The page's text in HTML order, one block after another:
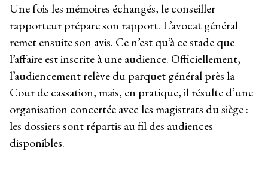
Une fois les mémoires échangés, le conseiller
rapporteur prépare son rapport. L’avocat général
remet ensuite son avis. Ce n’est qu’à ce stade que
l’affaire est inscrite à une audience. Officiellement,
l’audiencement relève du parquet général près la
Cour de cassation, mais, en pratique, il résulte d’une
organisation concertée avec les magistrats du siège :
les dossiers sont répartis au fil des audiences
disponibles.